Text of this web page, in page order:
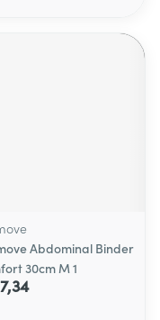
Abdominal Binder
30cm M 1